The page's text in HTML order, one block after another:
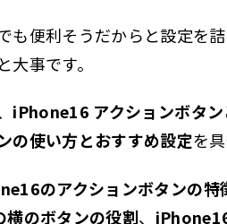
も便利そうだからと設定を
大事です。
iPhone16 アクションボタ
の使い方とおすすめ設定を
のアクションボタンの特
のボタンの役割、
2.3.3
消音モードがおすすめな人
2.4 iPhone16 アクションボタンで複